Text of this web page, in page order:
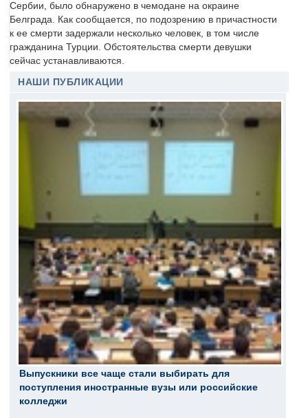
Сербии, было обнаружено в чемодане на окраине
Белграда. Как сообщается, по подозрению в причастности
к ее смерти задержали несколько человек, в том числе
гражданина Турции. Обстоятельства смерти девушки
сейчас устанавливаются.
НАШИ ПУБЛИКАЦИИ
Выпускники все чаще стали выбирать для
поступления иностранные вузы или российские
колледжи